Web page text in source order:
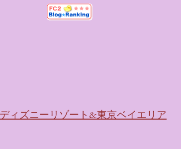
ィズニーリゾート&東京ベイエリア